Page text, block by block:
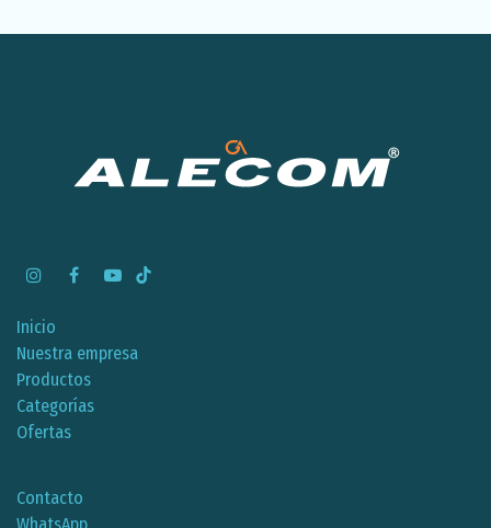
Inicio
Nuestra empresa
Productos
Categorías
Ofertas
Contacto